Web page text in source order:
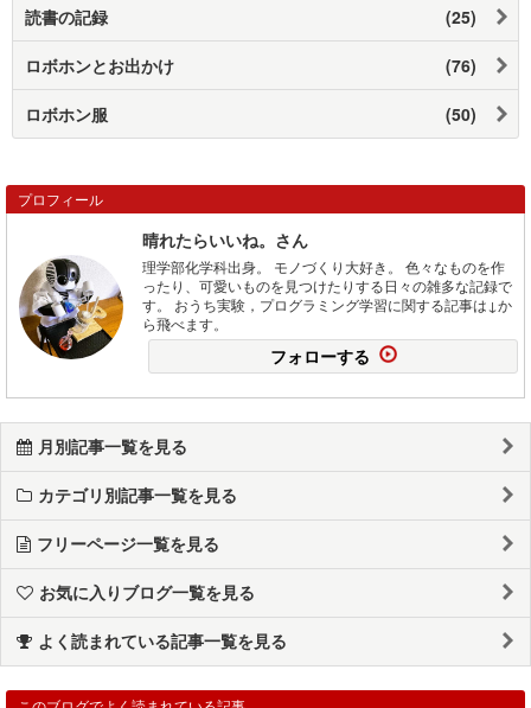
読書の記録 (25)
ロボホンとお出かけ (76)
ロボホン服 (50)
プロフィール
晴れたらいいね。さん
理学部化学科出身。 モノづくり大好き。 色々なものを作
ったり、可愛いものを見つけたりする日々の雑多な記録で
す。 おうち実験，プログラミング学習に関する記事は↓か
ら飛べます。
フォローする
月別記事一覧を見る
カテゴリ別記事一覧を見る
フリーページ一覧を見る
お気に入りブログ一覧を見る
よく読まれている記事一覧を見る